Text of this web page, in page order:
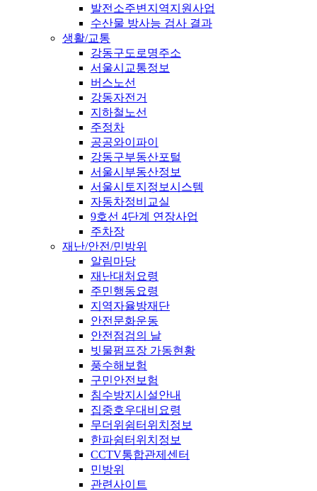
발전소주변지역지원사업
수산물 방사능 검사 결과
생활/교통
강동구도로명주소
서울시교통정보
버스노선
강동자전거
지하철노선
주정차
공공와이파이
강동구부동산포털
서울시부동산정보
서울시토지정보시스템
자동차정비교실
9호선 4단계 연장사업
주차장
재난/안전/민방위
알림마당
재난대처요령
주민행동요령
지역자율방재단
안전문화운동
안전점검의 날
빗물펌프장 가동현황
풍수해보험
구민안전보험
침수방지시설안내
집중호우대비요령
무더위쉼터위치정보
한파쉼터위치정보
CCTV통합관제센터
민방위
관련사이트